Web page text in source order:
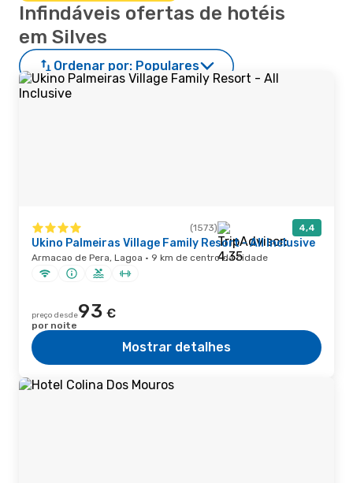
Infindáveis ofertas de hotéis
em Silves
Ordenar por: Populares
(1573) 4,4
Ukino Palmeiras Village Family Resort - All Inclusive
Armacao de Pera, Lagoa · 9 km de centro da cidade
preço desde93 €
por noite
Mostrar detalhes